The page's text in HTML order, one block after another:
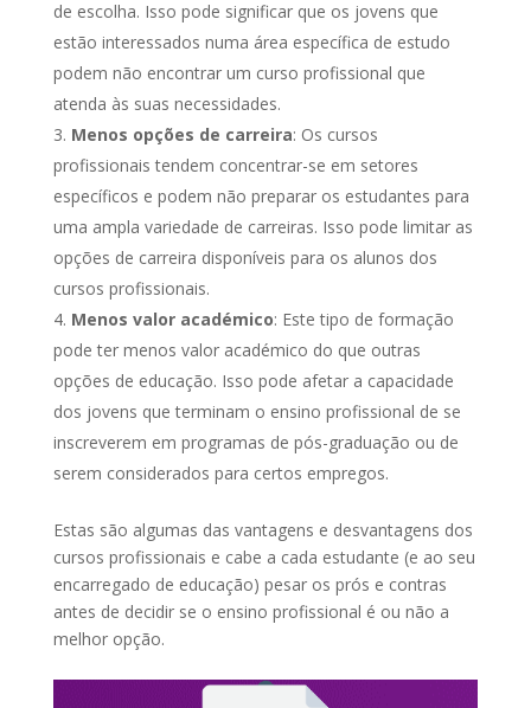
de escolha. Isso pode significar que os jovens que
estão interessados numa área específica de estudo
podem não encontrar um curso profissional que
atenda às suas necessidades.
Menos opções de carreira: Os cursos
profissionais tendem concentrar-se em setores
específicos e podem não preparar os estudantes para
uma ampla variedade de carreiras. Isso pode limitar as
opções de carreira disponíveis para os alunos dos
cursos profissionais.
Menos valor académico: Este tipo de formação
pode ter menos valor académico do que outras
opções de educação. Isso pode afetar a capacidade
dos jovens que terminam o ensino profissional de se
inscreverem em programas de pós-graduação ou de
serem considerados para certos empregos.
Estas são algumas das vantagens e desvantagens dos
cursos profissionais e cabe a cada estudante (e ao seu
encarregado de educação) pesar os prós e contras
antes de decidir se o ensino profissional é ou não a
melhor opção.